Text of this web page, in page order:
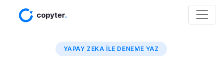
YAPAY ZEKA ILE DENEME YAZ